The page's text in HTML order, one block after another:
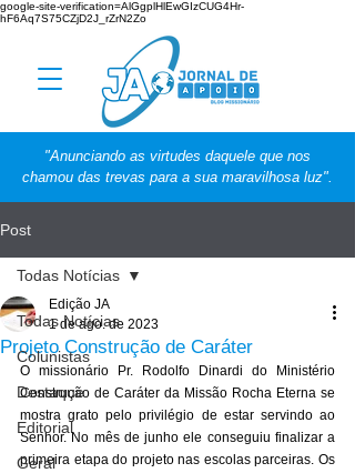
google-site-verification=AlGgplHlEwGIzCUG4Hr-
hF6Aq7S75CZjD2J_rZrN2Zo
"Anunciando as virtudes daquele que nos
chamou das trevas para a sua maravilhosa luz".
Post
Todas Notícias
Colunistas
Destaque
Editorial
Geral
Todas Notícias
Projeto Construção de Caráter
Edição JA
1 de ago. de 2023
O missionário Pr. Rodolfo Dinardi do Ministério
Construção de Caráter da Missão Rocha Eterna se
mostra grato pelo privilégio de estar servindo ao
Senhor. No mês de junho ele conseguiu finalizar a
primeira etapa do projeto nas escolas parceiras. Os